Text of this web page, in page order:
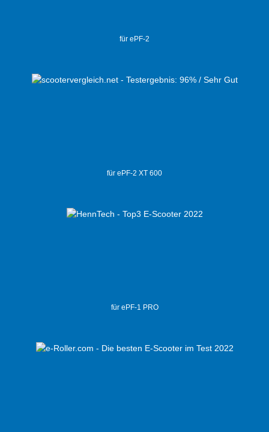
für ePF-2
für ePF-2 XT 600
für ePF-1 PRO